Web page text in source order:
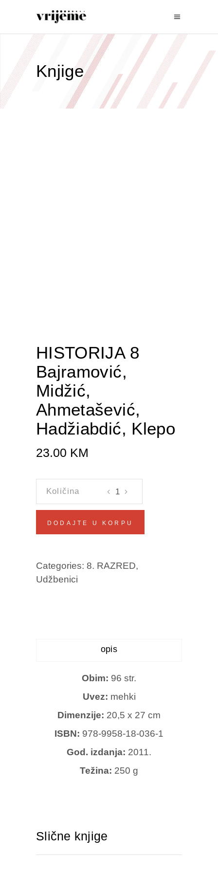
Knjige
HISTORIJA 8
Bajramović,
Midžić,
Ahmetašević,
Hadžiabdić, Klepo
23.00 KM
Bajramović,
Midžić,
Klepo
DODAJTE U KORPU
Categories: 8. RAZRED,
Udžbenici
opis
Obim: 96 str.
Uvez: mehki
Dimenzije: 20,5 x 27 cm
ISBN: 978-9958-18-036-1
God. izdanja: 2011.
Težina: 250 g
Slične knjige